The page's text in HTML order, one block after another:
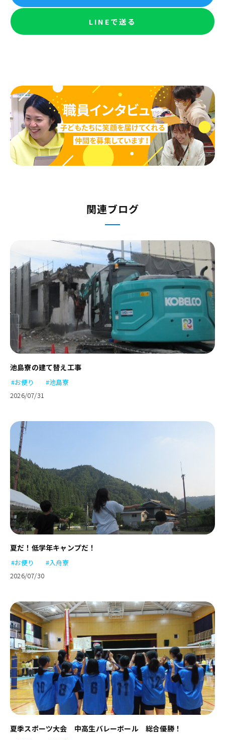
LINEで送る
関連ブログ
池島寮の建て替え工事
#お便り
#池島寮
2026/07/31
夏だ！低学年キャンプだ！
#お便り
#入舟寮
2026/07/30
夏季スポーツ大会 中高生バレーボール 総合優勝！